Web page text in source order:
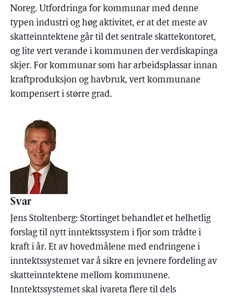
Noreg. Utfordringa for kommunar med denne
typen industri og høg aktivitet, er at det meste av
skatteinntektene går til det sentrale skattekontoret,
og lite vert verande i kommunen der verdiskapinga
skjer. For kommunar som har arbeidsplassar innan
kraftproduksjon og havbruk, vert kommunane
kompensert i større grad.
Svar
Jens Stoltenberg: Stortinget behandlet et helhetlig
forslag til nytt inntektssystem i fjor som trådte i
kraft i år. Et av hovedmålene med endringene i
inntektssystemet var å sikre en jevnere fordeling av
skatteinntektene mellom kommunene.
Inntektssystemet skal ivareta flere til dels